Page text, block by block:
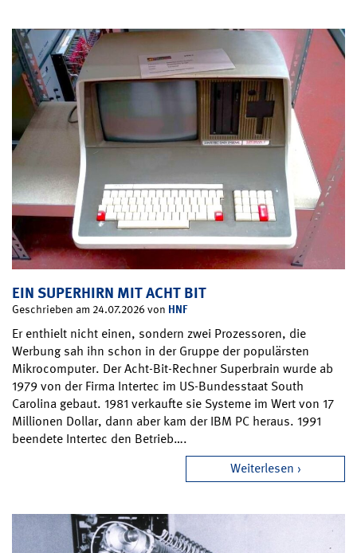
EIN SUPERHIRN MIT ACHT BIT
Geschrieben am 24.07.2026 von HNF
Er enthielt nicht einen, sondern zwei Prozessoren, die
Werbung sah ihn schon in der Gruppe der populärsten
Mikrocomputer. Der Acht-Bit-Rechner Superbrain wurde ab
1979 von der Firma Intertec im US-Bundesstaat South
Carolina gebaut. 1981 verkaufte sie Systeme im Wert von 17
Millionen Dollar, dann aber kam der IBM PC heraus. 1991
beendete Intertec den Betrieb….
Weiterlesen